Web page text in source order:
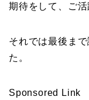
期待をして、ご活
それでは最後ま
た。
Sponsored Link